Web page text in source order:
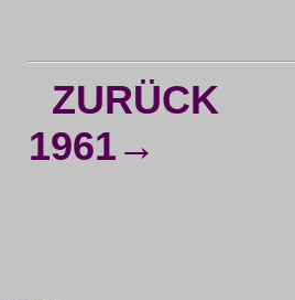
ZURÜCK
1961→